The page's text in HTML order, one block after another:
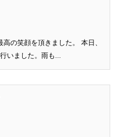
の笑顔を頂きました。 本日、
いました。雨も...